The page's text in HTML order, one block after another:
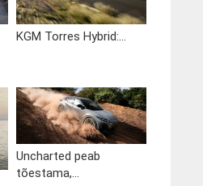
KGM Torres Hybrid:...
Uncharted peab
tõestama,...